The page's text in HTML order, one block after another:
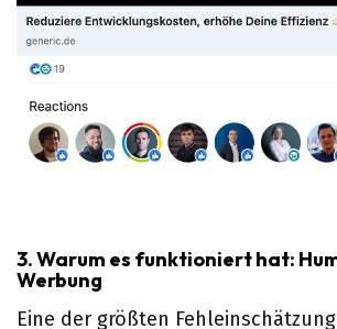
3. Warum es funktioniert hat:
Werbung
Eine der größten